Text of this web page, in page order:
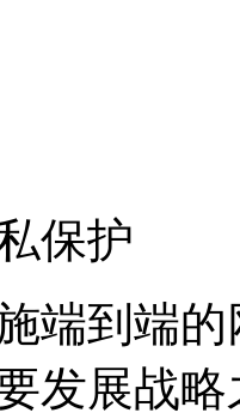
保护
端到端
发展战